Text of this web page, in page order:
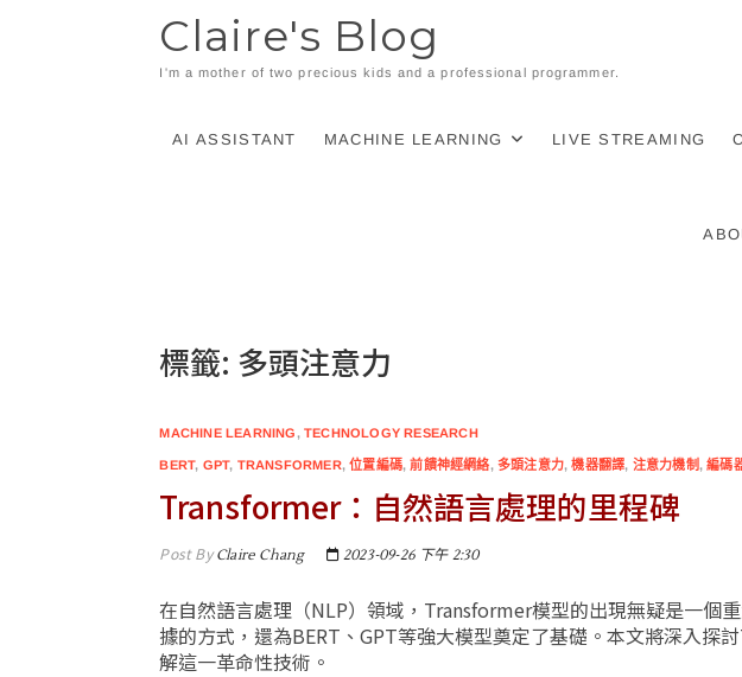
Claire's Blog
I'm a mother of two precious kids and a professional programmer.
AI ASSISTANT MACHINE LEARNING LIVE STREAMING
標籤: 多頭注意力
MACHINE LEARNING ,TECHNOLOGY RESEARCH
BERT, GPT, TRANSFORMER,位置編碼,前饋神經網絡,多頭注意力,機器翻譯, 注意力機制 ,編碼
Transformer：自然語言處理的里程碑
Post ByClaire Chang 2023-09-26 下午 2:30
在自然語言處理（NLP）領域，Transformer模型的出現無疑是一個
據的方式，還為BERT、GPT等強大模型奠定了基礎。本文將深入探
解這一革命性技術。